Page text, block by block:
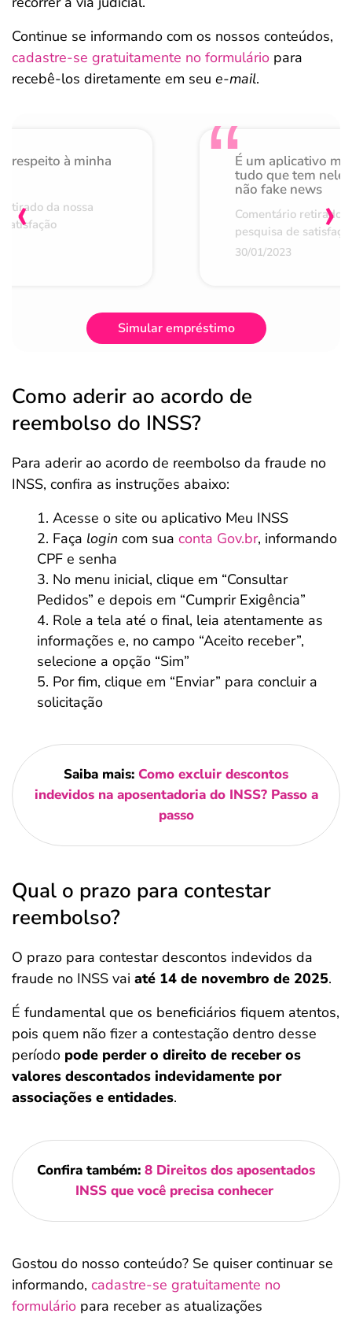
Continue se informando com os nossos conteúdos,
cadastre-se gratuitamente no formulário para
recebê-los diretamente em seu e-mail.
respeito à minha
da nossa
É um aplicativo
tudo que tem nele
não fake news
Comentário retirado
pesquisa de
30/01/2023
‹ ›
Simular empréstimo
Como aderir ao acordo de
reembolso do INSS?
Para aderir ao acordo de reembolso da fraude no
INSS, confira as instruções abaixo:
Acesse o site ou aplicativo Meu INSS
Faça login com sua conta Gov.br, informando
CPF e senha
No menu inicial, clique em “Consultar
Pedidos” e depois em “Cumprir Exigência”
Role a tela até o final, leia atentamente as
informações e, no campo “Aceito receber”,
selecione a opção “Sim”
Por fim, clique em “Enviar” para concluir a
solicitação
Saiba mais: Como excluir descontos
indevidos na aposentadoria do INSS? Passo a
passo
Qual o prazo para contestar
reembolso?
O prazo para contestar descontos indevidos da
fraude no INSS vai até 14 de novembro de 2025.
É fundamental que os beneficiários fiquem atentos,
pois quem não fizer a contestação dentro desse
período pode perder o direito de receber os
valores descontados indevidamente por
associações e entidades.
Confira também: 8 Direitos dos aposentados
INSS que você precisa conhecer
Gostou do nosso conteúdo? Se quiser continuar se
informando, cadastre-se gratuitamente no
formulário para receber as atualizações